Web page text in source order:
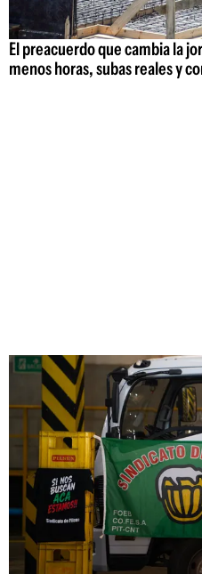
El preacuerdo que cambia la
menos horas, subas reales y